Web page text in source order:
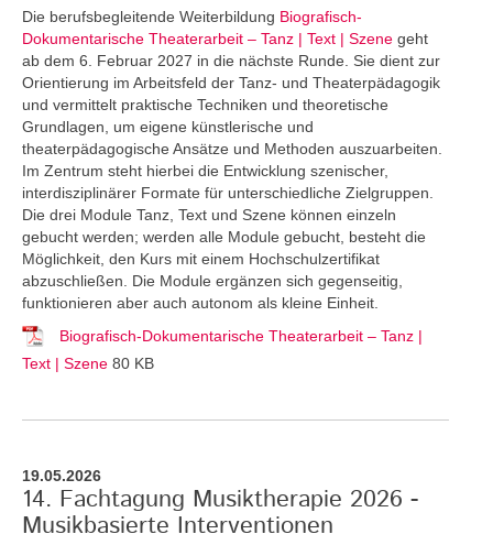
Die berufsbegleitende Weiterbildung Biografisch-
Dokumentarische Theaterarbeit – Tanz | Text | Szene geht
ab dem 6. Februar 2027 in die nächste Runde. Sie dient zur
Orientierung im Arbeitsfeld der Tanz- und Theaterpädagogik
und vermittelt praktische Techniken und theoretische
Grundlagen, um eigene künstlerische und
theaterpädagogische Ansätze und Methoden auszuarbeiten.
Im Zentrum steht hierbei die Entwicklung szenischer,
interdisziplinärer Formate für unterschiedliche Zielgruppen.
Die drei Module Tanz, Text und Szene können einzeln
gebucht werden; werden alle Module gebucht, besteht die
Möglichkeit, den Kurs mit einem Hochschulzertifikat
abzuschließen. Die Module ergänzen sich gegenseitig,
funktionieren aber auch autonom als kleine Einheit.
Biografisch-Dokumentarische Theaterarbeit – Tanz |
Text | Szene 80 KB
19.05.2026
14. Fachtagung Musiktherapie 2026 -
Musikbasierte Interventionen